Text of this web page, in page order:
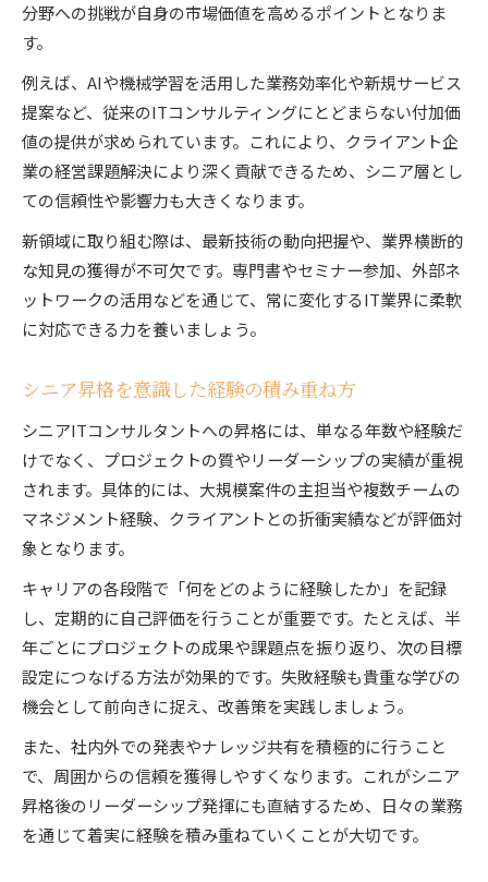
分野への挑戦が自身の市場価値を高めるポイントとなりま
す。
例えば、AIや機械学習を活用した業務効率化や新規サービス
提案など、従来のITコンサルティングにとどまらない付加価
値の提供が求められています。これにより、クライアント企
業の経営課題解決により深く貢献できるため、シニア層とし
ての信頼性や影響力も大きくなります。
新領域に取り組む際は、最新技術の動向把握や、業界横断的
な知見の獲得が不可欠です。専門書やセミナー参加、外部ネ
ットワークの活用などを通じて、常に変化するIT業界に柔軟
に対応できる力を養いましょう。
シニア昇格を意識した経験の積み重ね方
シニアITコンサルタントへの昇格には、単なる年数や経験だ
けでなく、プロジェクトの質やリーダーシップの実績が重視
されます。具体的には、大規模案件の主担当や複数チームの
マネジメント経験、クライアントとの折衝実績などが評価対
象となります。
キャリアの各段階で「何をどのように経験したか」を記録
し、定期的に自己評価を行うことが重要です。たとえば、半
年ごとにプロジェクトの成果や課題点を振り返り、次の目標
設定につなげる方法が効果的です。失敗経験も貴重な学びの
機会として前向きに捉え、改善策を実践しましょう。
また、社内外での発表やナレッジ共有を積極的に行うこと
で、周囲からの信頼を獲得しやすくなります。これがシニア
昇格後のリーダーシップ発揮にも直結するため、日々の業務
を通じて着実に経験を積み重ねていくことが大切です。